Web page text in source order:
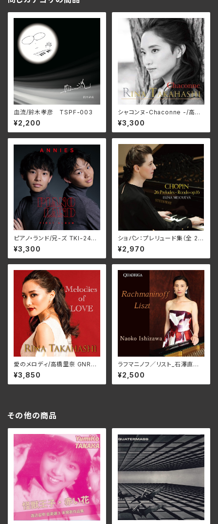
血流/鈴木孝彦 TSPF-003
¥2,200
シャコンヌ-Chaconne -/高橋
里奈（2CD）
¥3,300
ピアノ・ランド/兄-ズ TKI-2431
6
¥3,300
ショパン：プレリュード集（全 26
曲）/イリーナ・メジューエワ B
JN-1027(CD)
¥2,970
愛のメロディ/高橋里奈 GNRS-
0034
¥3,850
ラフマニノフ／リスト_石澤直
子 QR-09006(仕様:CD)
¥2,500
その他の商品